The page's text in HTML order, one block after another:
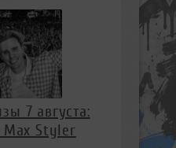
7 августа:
Max Styler